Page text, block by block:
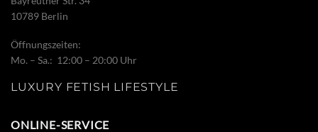
10789 Berlin
Öffnungszeiten:
Mo. – Sa.: 12:00 – 20:00 Uhr
LUXURY FETISH LIFESTYLE
ONLINE-SERVICE